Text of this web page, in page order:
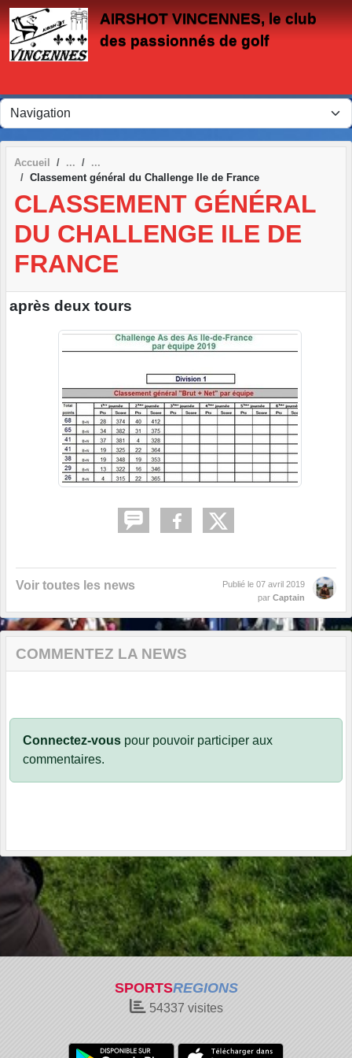
AIRSHOT VINCENNES, le club
des passionnés de golf
Accueil
Classement général du Challenge Ile de France
CLASSEMENT GÉNÉRAL
DU CHALLENGE ILE DE
FRANCE
après deux tours
Voir toutes les news Publié le 07 avril 2019
par Captain
COMMENTEZ LA NEWS
Connectez-vous pour pouvoir participer aux
commentaires.
SPORTSREGIONS
54337 visites
Panneau de gestion des cookies